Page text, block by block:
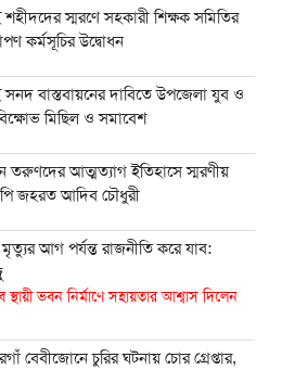
স্মরণে সহকারী শিক্ষক সমিতির
কর্মসূচির উদ্বোধন
বাস্তবায়নের দাবিতে উপজেলা যুব ও
মিছিল ও সমাবেশ
আত্মত্যাগ ইতিহাসে স্মরণীয়
জহরত আদিব চৌধুরী
আগ পর্যন্ত রাজনীতি করে যাব:
স্থায়ী ভবন নির্মাণে সহায়তার আশ্বাস দিলেন
বেবীজোনে চুরির ঘটনায় চোর গ্রেপ্তার,